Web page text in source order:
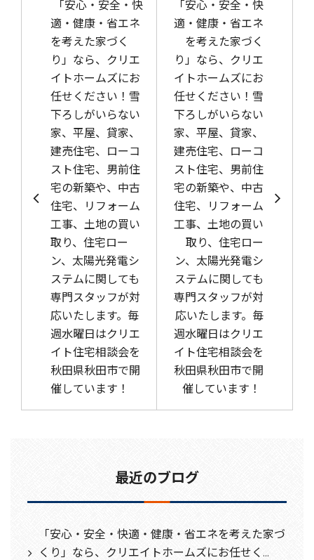
「安心・安全・快
適・健康・省エネ
を考えた家づく
り」なら、クリエ
イトホームズにお
任せください！雪
下ろしがいらない
家、平屋、貸家、
建売住宅、ローコ
スト住宅、男前住
宅の新築や、中古
住宅、リフォーム
工事、土地の買い
取り、住宅ロー
ン、太陽光発電シ
ステムに関しても
専門スタッフが対
応いたします。毎
週水曜日はクリエ
イト住宅相談会を
秋田県秋田市で開
催しています！
「安心・安全・快
適・健康・省エネ
を考えた家づく
り」なら、クリエ
イトホームズにお
任せください！雪
下ろしがいらない
家、平屋、貸家、
建売住宅、ローコ
スト住宅、男前住
宅の新築や、中古
住宅、リフォーム
工事、土地の買い
取り、住宅ロー
ン、太陽光発電シ
ステムに関しても
専門スタッフが対
応いたします。毎
週水曜日はクリエ
イト住宅相談会を
秋田県秋田市で開
催しています！
最近のブログ
「安心・安全・快適・健康・省エネを考えた家づ
くり」なら、クリエイトホームズにお任せく...